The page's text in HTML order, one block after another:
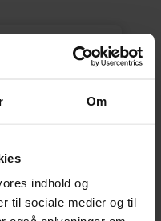
Om
indhold og
til sociale medier og til
muligheder. Vi
pakker
Vi bliver
kunder til
Læs mere